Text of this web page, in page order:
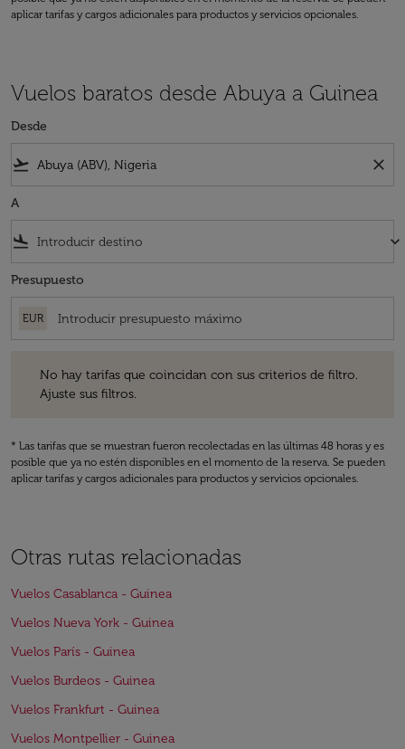
aplicar tarifas y cargos adicionales para productos y servicios opcionales.
Vuelos baratos desde Abuya a Guinea
Desde
flight_takeoff close
A
flight_land keyboard_arrow_down
Presupuesto
EUR
No hay tarifas que coincidan con sus criterios de filtro.
Ajuste sus filtros.
* Las tarifas que se muestran fueron recolectadas en las últimas 48 horas y es
posible que ya no estén disponibles en el momento de la reserva. Se pueden
aplicar tarifas y cargos adicionales para productos y servicios opcionales.
Otras rutas relacionadas
Vuelos Casablanca - Guinea
Vuelos Nueva York - Guinea
Vuelos París - Guinea
Vuelos Burdeos - Guinea
Vuelos Frankfurt - Guinea
Vuelos Montpellier - Guinea